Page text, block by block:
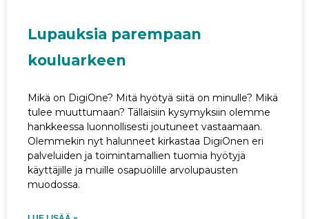
Lupauksia parempaan
kouluarkeen
Mikä on DigiOne? Mitä hyötyä siitä on minulle? Mikä
tulee muuttumaan? Tällaisiin kysymyksiin olemme
hankkeessa luonnollisesti joutuneet vastaamaan.
Olemmekin nyt halunneet kirkastaa DigiOnen eri
palveluiden ja toimintamallien tuomia hyötyjä
käyttäjille ja muille osapuolille arvolupausten
muodossa.